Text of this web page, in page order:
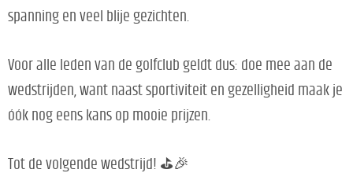
spanning en veel blije gezichten.
Voor alle leden van de golfclub geldt dus: doe mee aan de
wedstrijden, want naast sportiviteit en gezelligheid maak je
óók nog eens kans op mooie prijzen.
Tot de volgende wedstrijd! ⛳️🎉